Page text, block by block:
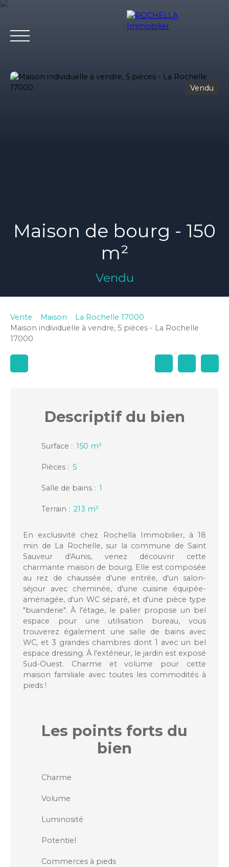
Vendu
Maison de bourg - 150
m²
Vendu
Vente Maison
La Rochelle 17000
Maison individuelle à vendre, 5 pièces - La Rochelle
17000
Descriptifdu bien
Surface : 150 m²
Pièces : 5
Salle de bains : 1
Terrain : 213 m²
En exclusivité chez Rochella Immobilier, à 18
min de La Rochelle, sur la commune de Saint
Sauveur d'Aunis, venez découvrir cette
charmante maison de bourg. Elle est composée
au rez de chaussée d'une entrée, d'un salon-
séjour avec cheminée, d'une cuisine équipée-
aménagée, d'un WC séparé, et d'une pièce type
"buanderie". À l'étage, le palier propose un bel
espace pour une utilisation bureau, vous
trouverez également une salle de bains avec
WC, et 3 grandes chambres dont 1 avec un bel
espace dressing. À l'extérieur, le jardin est exposé
Sud-Ouest. Charme et volume pour cette
maison familiale avec toutes les commodités à
pieds !
Les points forts du
bien
Charme
Volume
Luminosité
Potentiel
Commerces à pieds